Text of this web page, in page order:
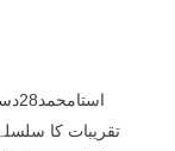
تقریبات کا